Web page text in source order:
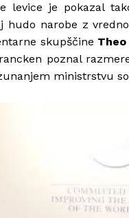
levice je pokazal
hudo narobe z
skupščine
poznal
ministrstvu